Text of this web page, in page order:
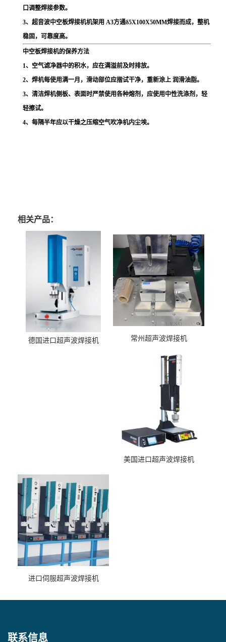
口调整焊接参数。
3、超音波中空板焊接机机架用 A3方通δ5X100X50MM焊接而成，整机
稳固，可靠度高。
中空板焊接机的保养方法
1、空气滤净器中的积水，应在满溢前及时排放。
2、焊机每使用满一月，滑动部位应揩试干净，重新涂上 润滑油脂。
3、清洁焊机侧板、表面时严禁使用各种熔剂，应使用中性洗涤剂，轻
轻擦试。
4、每隔半年应以干燥之压缩空气吹净机内尘埃。
相关产品：
德国进口超声波焊接机 常州超声波焊接机
美国进口超声波焊接机
进口伺服超声波焊接机
联系信息